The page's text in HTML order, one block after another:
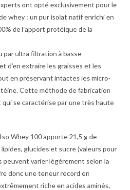
ont opté exclusivement pour le
whey : un pur isolat natif enrichi en
de l’apport protéique de la
par ultra filtration à basse
d’en extraire les graisses et les
en préservant intactes les micro-
Cette méthode de fabrication
qui se caractérise par une très haute
Whey 100 apporte 21,5 g de
glucides et sucre (valeurs pour
peuvent varier légèrement selon la
donc une teneur record en
riche en acides aminés,